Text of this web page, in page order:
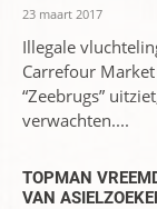
23 maart 2017
Illegale
Carrefour
“Zeebrugs”
verwachten....
TOPMAN
VAN